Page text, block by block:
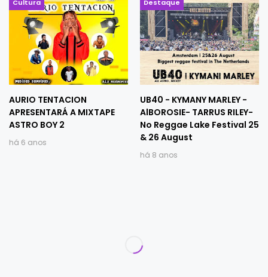
Cultura
AURIO TENTACION
APRESENTARÁ A MIXTAPE
ASTRO BOY 2
há 6 anos
Destaque
UB40 - KYMANY MARLEY -
AlBOROSIE- TARRUS RILEY-
No Reggae Lake Festival 25
& 26 August
há 8 anos